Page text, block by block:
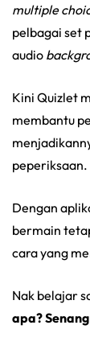
multiple
pelbagai set
audio
Kini Quizlet
membantu
peperiksaan.
Dengan
bermain
cara yang
Nak belajar
apa?